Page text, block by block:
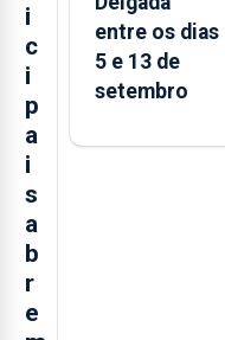
i
c
i
p
a
i
s
a
b
r
e
entre os dias
5 e 13 de
setembro